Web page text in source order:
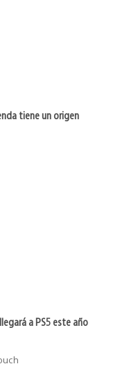
tiene un origen
a PS5 este año